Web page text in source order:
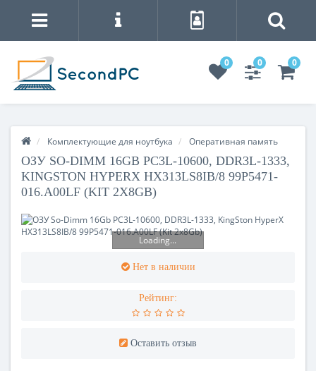
0 0 0
Комплектующие для ноутбука Оперативная память
ОЗУ SO-DIMM 16GB PC3L-10600, DDR3L-1333,
KINGSTON HYPERX HX313LS8IВ/8 99Р5471-
016.A00LF (KIT 2X8GB)
Loading...
Нет в наличии
Рейтинг:
Оставить отзыв